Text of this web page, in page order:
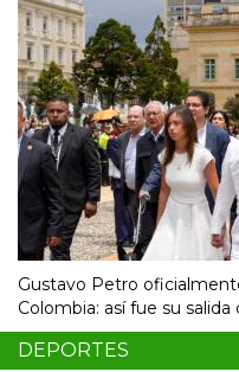
Gustavo Petro
Colombia: así fue su salida
DEPORTES